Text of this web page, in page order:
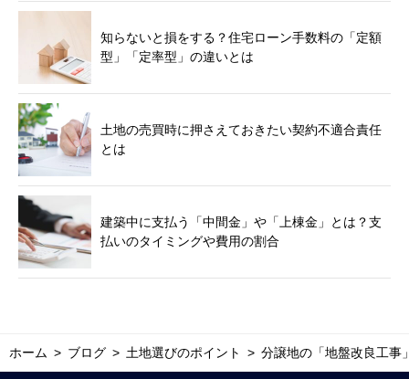
知らないと損をする？住宅ローン手数料の「定額
型」「定率型」の違いとは
土地の売買時に押さえておきたい契約不適合責任
とは
建築中に支払う「中間金」や「上棟金」とは？支
払いのタイミングや費用の割合
ホーム ブログ 土地選びのポイント 分譲地の「地盤改良工事